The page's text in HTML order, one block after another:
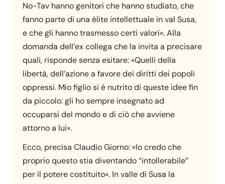
No-Tav hanno genitori che hanno studiato, che
fanno parte di una élite intellettuale in val Susa,
e che gli hanno trasmesso certi valori». Alla
domanda dell’ex collega che la invita a precisare
quali, risponde senza esitare: «Quelli della
libertà, dell’azione a favore dei diritti dei popoli
oppressi. Mio figlio si è nutrito di queste idee fin
da piccolo: gli ho sempre insegnato ad
occuparsi del mondo e di ciò che avviene
attorno a lui».
Ecco, precisa Claudio Giorno: «Io credo che
proprio questo stia diventando “intollerabile”
per il potere costituito». In valle di Susa la